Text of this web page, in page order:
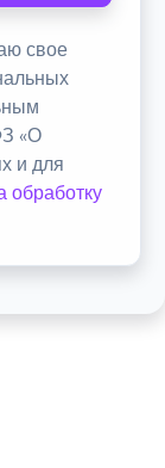
свое
«О
и для
обработку